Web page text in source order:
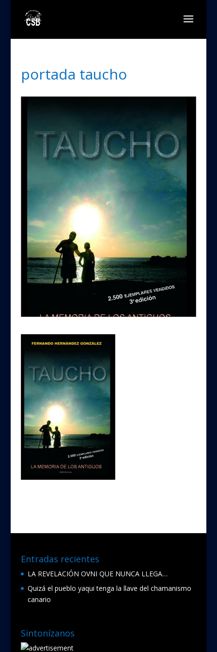
portada taucho
Entradas recientes
LA REVELACIÓN OVNI QUE NUNCA LLEGA…
Quizá el pueblo yaqui tenga la llave del chamanismo
canario
Sintonízanos